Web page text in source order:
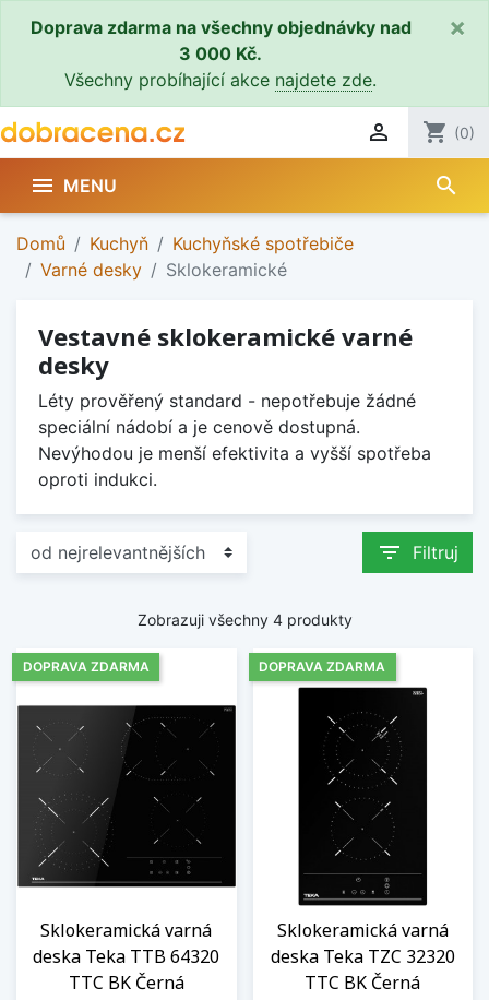
Doprava zdarma na všechny objednávky nad
3 000 Kč.
Všechny probíhající akce najdete zde.
×
 shopping_cart (0)
 MENU search
Domů Kuchyň
Kuchyňské spotřebiče
Varné desky
Sklokeramické
Vestavné sklokeramické varné
desky
Léty prověřený standard - nepotřebuje žádné
speciální nádobí a je cenově dostupná.
Nevýhodou je menší efektivita a vyšší spotřeba
oproti indukci.
filter_list Filtruj
Zobrazuji všechny 4 produkty
Sklokeramická varná
deska Teka TTB 64320
TTC BK Černá
DOPRAVA ZDARMA
Sklokeramická varná
deska Teka TZC 32320
TTC BK Černá
DOPRAVA ZDARMA